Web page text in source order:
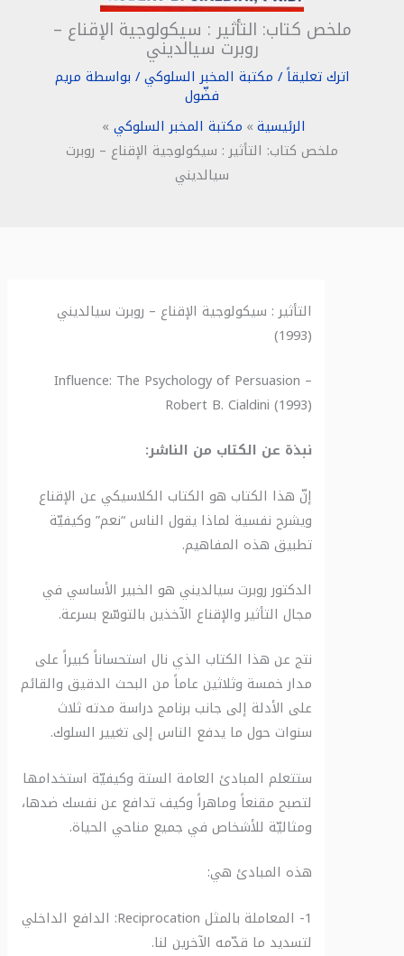
ملخص كتاب: التأثير : سيكولوجية الإقناع –
روبرت سيالديني
اترك تعليقاً/مكتبة المخبر السلوكي/ بواسطةمريم
فضّول
الرئيسية مكتبة المخبر السلوكي
ملخص كتاب: التأثير : سيكولوجية الإقناع – روبرت
سيالديني
التأثير : سيكولوجية الإقناع – روبرت سيالديني
Influence: The Psychology of Persuasion –
Robert B. Cialdini (1993)
نبذة عن الكتاب من الناشر:
إنّ هذا الكتاب هو الكتاب الكلاسيكي عن الإقناع
ويشرح نفسية لماذا يقول الناس “نعم” وكيفيّة
تطبيق هذه المفاهيم.
الدكتور روبرت سيالديني هو الخبير الأساسي في
مجال التأثير والإقناع الآخذين بالتوسّع بسرعة.
نتج عن هذا الكتاب الذي نال استحساناً كبيراً على
مدار خمسة وثلاثين عاماً من البحث الدقيق والقائم
على الأدلة إلى جانب برنامج دراسة مدته ثلاث
سنوات حول ما يدفع الناس إلى تغيير السلوك.
ستتعلم المبادئ العامة الستة وكيفيّة استخدامها
لتصبح مقنعاً وماهراً وكيف تدافع عن نفسك ضدها،
ومثاليّة للأشخاص في جميع مناحي الحياة.
هذه المبادئ هي:
1- المعاملة بالمثل Reciprocation: الدافع الداخلي
لتسديد ما قدّمه الآخرين لنا.